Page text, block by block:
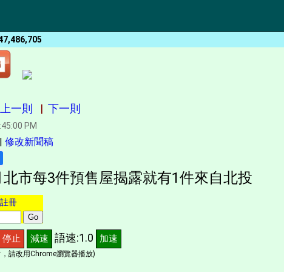
上一則 | 下一則
PM
修改新聞稿
市每3件預售屋揭露就有1件來自北投
冊
停止 減速 語速:1.0 加速
請改用Chrome瀏覽器播放)